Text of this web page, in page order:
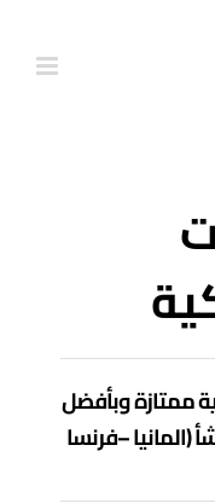
ممتازة وبأفضل
(المانيا –فرنسا